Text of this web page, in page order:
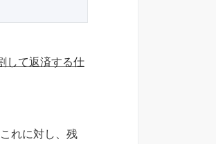
して返済する仕
れに対し、残